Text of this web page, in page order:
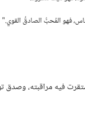
فهو المُحبُّ الصادقُ القوي."
فيه مراقبته، وصدق